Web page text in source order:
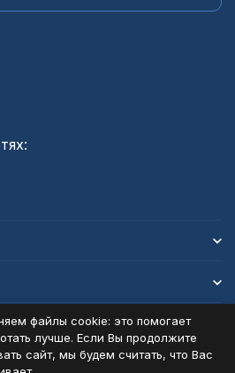
файлы cookie: это помогает
лучше. Если Вы продолжите
сайт, мы будем считать, что Вас